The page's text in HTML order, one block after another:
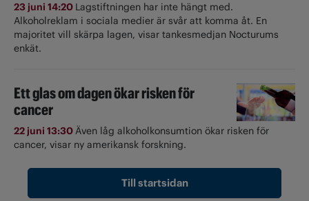
23 juni 14:20 Lagstiftningen har inte hängt med.
Alkoholreklam i sociala medier är svår att komma åt. En
majoritet vill skärpa lagen, visar tankesmedjan Nocturums
enkät.
Ett glas om dagen ökar risken för
cancer
22 juni 13:30Även låg alkoholkonsumtion ökar risken för
cancer, visar ny amerikansk forskning.
Till startsidan